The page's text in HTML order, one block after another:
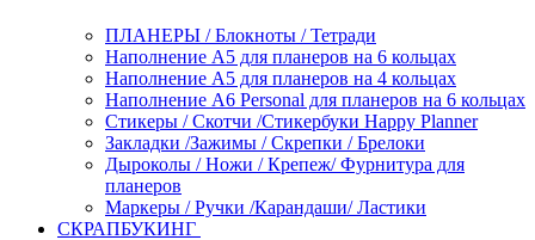
ПЛАНЕРЫ / Блокноты / Тетради
Наполнение А5 для планеров на 6 кольцах
Наполнение А5 для планеров на 4 кольцах
Наполнение А6 Personal для планеров на 6 кольцах
Стикеры / Скотчи /Стикербуки Happy Planner
Закладки /Зажимы / Скрепки / Брелоки
Дыроколы / Ножи / Крепеж/ Фурнитура для
планеров
Маркеры / Ручки /Карандаши/ Ластики
СКРАПБУКИНГ